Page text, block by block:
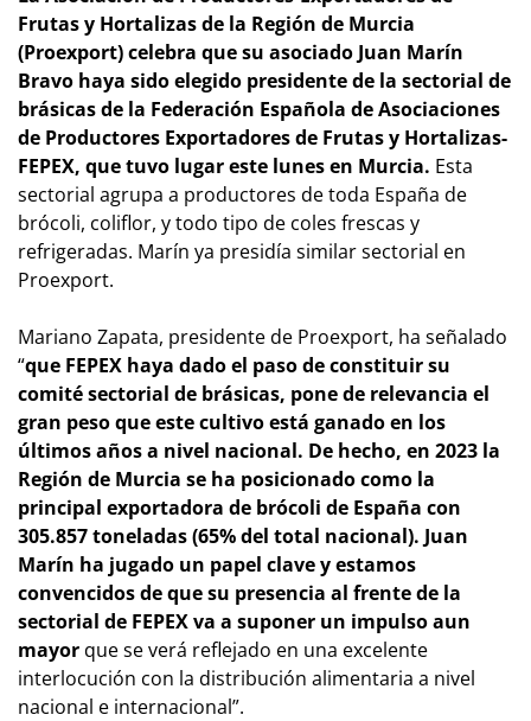
Frutas y Hortalizas de la Región de Murcia
(Proexport) celebra que su asociado Juan Marín
Bravo haya sido elegido presidente de la sectorial de
brásicas de la Federación Española de Asociaciones
de Productores Exportadores de Frutas y Hortalizas-
FEPEX, que tuvo lugar este lunes en Murcia. Esta
sectorial agrupa a productores de toda España de
brócoli, coliflor, y todo tipo de coles frescas y
refrigeradas. Marín ya presidía similar sectorial en
Proexport.
Mariano Zapata, presidente de Proexport, ha señalado
“que FEPEX haya dado el paso de constituir su
comité sectorial de brásicas, pone de relevancia el
gran peso que este cultivo está ganado en los
últimos años a nivel nacional. De hecho, en 2023 la
Región de Murcia se ha posicionado como la
principal exportadora de brócoli de España con
305.857 toneladas (65% del total nacional). Juan
Marín ha jugado un papel clave y estamos
convencidos de que su presencia al frente de la
sectorial de FEPEX va a suponer un impulso aun
mayor que se verá reflejado en una excelente
interlocución con la distribución alimentaria a nivel
nacional e internacional”.